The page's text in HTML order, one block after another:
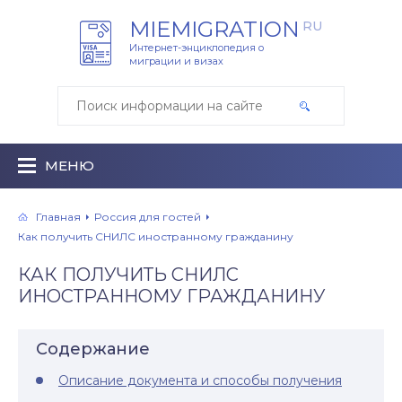
MIEMIGRATION RU
Интернет-энциклопедия о
миграции и визах
МЕНЮ
Главная
Россия для гостей
Как получить СНИЛС иностранному гражданину
КАК ПОЛУЧИТЬ СНИЛС
ИНОСТРАННОМУ ГРАЖДАНИНУ
Содержание
Описание документа и способы получения